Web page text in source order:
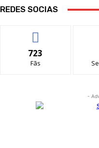
REDES SOCIAS
723
Fãs
-